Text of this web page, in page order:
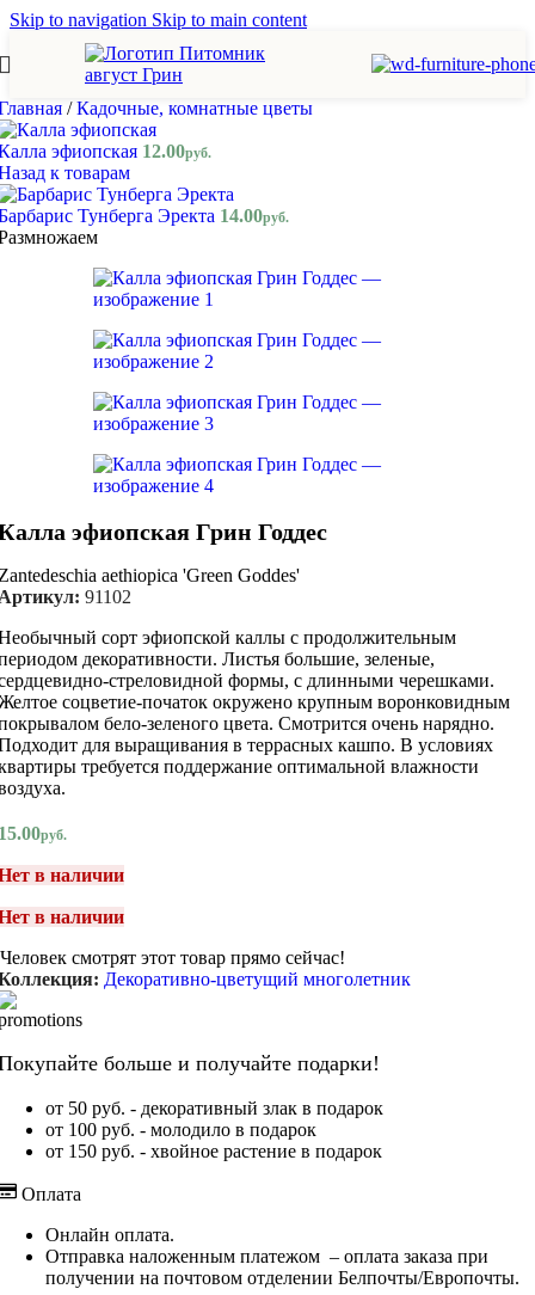
Skip to navigation Skip to main content
/ Кадочные, комнатные цветы
эфиопская 12.00руб.
к товарам
Тунберга Эректа 14.00руб.
эфиопская Грин Годдес
aethiopica 'Green Goddes'
91102
сорт эфиопской каллы с продолжительным
декоративности. Листья большие, зеленые,
стреловидной формы, с длинными черешками.
соцветие-початок окружено крупным воронковидным
бело-зеленого цвета. Смотрится очень нарядно.
для выращивания в террасных кашпо. В условиях
требуется поддержание оптимальной влажности
руб.
в наличии
в наличии
Человек смотрят этот товар прямо сейчас!
Декоративно-цветущий многолетник
больше и получайте подарки!
от 50 руб. - декоративный злак в подарок
от 100 руб. - молодило в подарок
от 150 руб. - хвойное растение в подарок
Оплата
Онлайн оплата.
Отправка наложенным платежом – оплата заказа при
получении на почтовом отделении Белпочты/Европочты.